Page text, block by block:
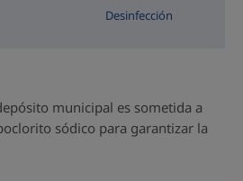
Desinfección
municipal es sometida a
sódico para garantizar la